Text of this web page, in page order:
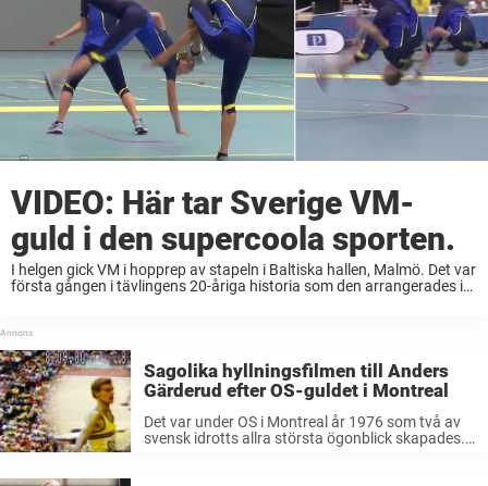
VIDEO: Här tar Sverige VM-
guld i den supercoola sporten.
I helgen gick VM i hopprep av stapeln i Baltiska hallen, Malmö. Det var
första gången i tävlingens 20-åriga historia som den arrangerades i
Sagolika hyllningsfilmen till Anders
Gärderud efter OS-guldet i Montreal
Det var under OS i Montreal år 1976 som två av
svensk idrotts allra största ögonblick skapades.